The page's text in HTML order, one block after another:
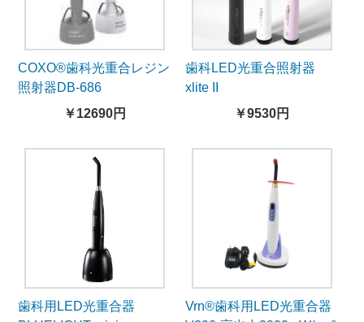
COXO®歯科光重合レジン
照射器DB-686
￥12690円
歯科LED光重合照射器
xlite II
￥9530円
歯科用LED光重合器
Vrn®歯科用LED光重合器